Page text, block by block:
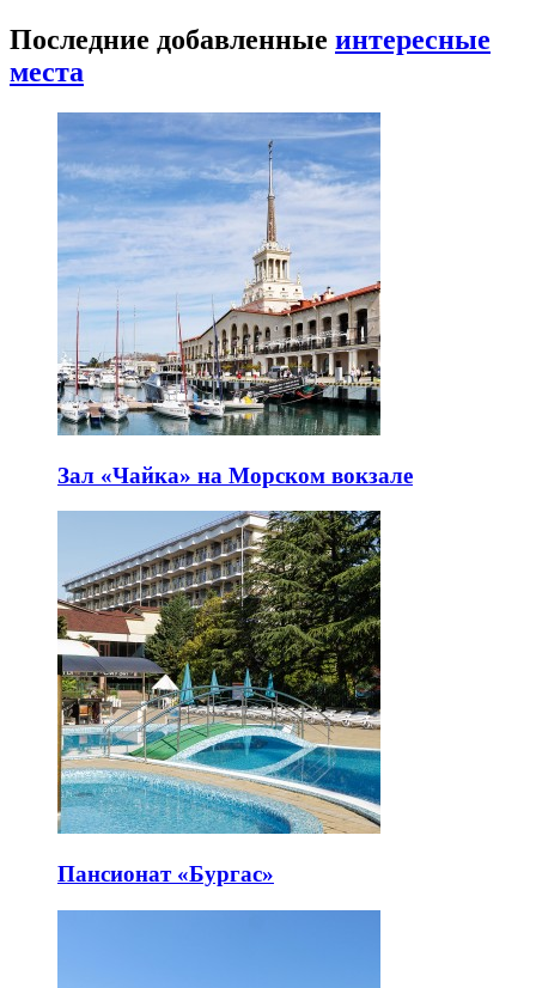
Последние добавленные интересные
места
Зал «Чайка» на Морском вокзале
Пансионат «Бургас»